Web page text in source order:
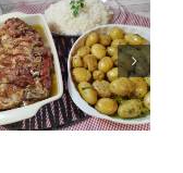
Entrecosto
italiano c/
batata a
murro e